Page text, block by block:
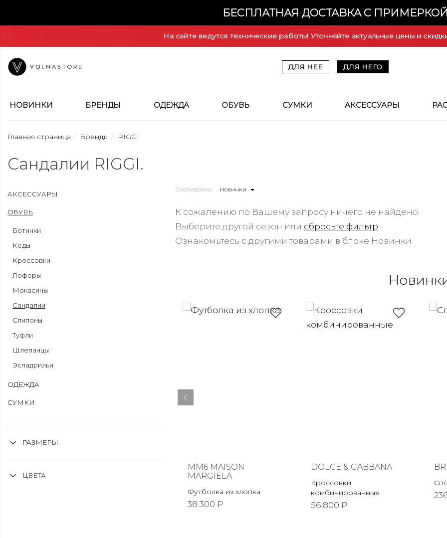
БЕСПЛАТНАЯ ДОСТАВКА С
На сайте ведутся технические работы! Уточняйте актуальные цены и
ДЛЯ НЕЕ ДЛЯ НЕГО
НОВИНКИ БРЕНДЫ ОДЕЖДА ОБУВЬ СУМКИ АКСЕССУАРЫ
Главная страница Бренды RIGGI
Сандалии RIGGI.
АКСЕССУАРЫ
ОБУВЬ
Ботинки
Кеды
Кроссовки
Лоферы
Мокасины
Сандалии
Слипоны
Туфли
Шлепанцы
Эспадрильи
ОДЕЖДА
СУМКИ
РАЗМЕРЫ
ЦВЕТА
Сортировка: Новинки
К сожалению по Вашему запросу ничего не найдено.
Выберите другой сезон или сбросьте фильтр
Ознакомьтесь с другими товарами в блоке Новинки.
MM6 MAISON
MARGIELA
Футболка из хлопка
38 300 ₽
DOLCE & GABBANA
Кроссовки
комбинированные
56 800 ₽